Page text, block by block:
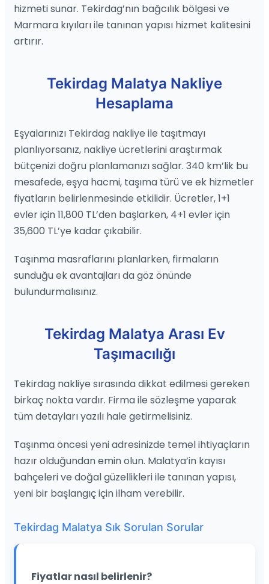
hizmeti sunar. Tekirdag’nın bağcılık bölgesi ve
Marmara kıyıları ile tanınan yapısı hizmet kalitesini
artırır.
Tekirdag Malatya Nakliye
Hesaplama
Eşyalarınızı Tekirdag nakliye ile taşıtmayı
planlıyorsanız, nakliye ücretlerini araştırmak
bütçenizi doğru planlamanızı sağlar. 340 km’lik bu
mesafede, eşya hacmi, taşıma türü ve ek hizmetler
fiyatların belirlenmesinde etkilidir. Ücretler, 1+1
evler için 11,800 TL’den başlarken, 4+1 evler için
35,600 TL’ye kadar çıkabilir.
Taşınma masraflarını planlarken, firmaların
sunduğu ek avantajları da göz önünde
bulundurmalısınız.
Tekirdag Malatya Arası Ev
Taşımacılığı
Tekirdag nakliye sırasında dikkat edilmesi gereken
birkaç nokta vardır. Firma ile sözleşme yaparak
tüm detayları yazılı hale getirmelisiniz.
Taşınma öncesi yeni adresinizde temel ihtiyaçların
hazır olduğundan emin olun. Malatya’in kayısı
bahçeleri ve doğal güzellikleri ile tanınan yapısı,
yeni bir başlangıç için ilham verebilir.
Tekirdag Malatya Sık Sorulan Sorular
Fiyatlar nasıl belirlenir?